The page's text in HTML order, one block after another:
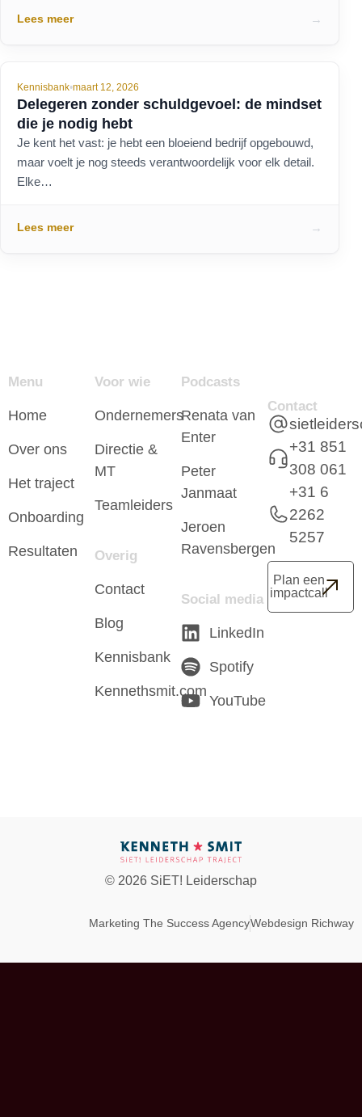
Lees meer →
Kennisbank•maart 12, 2026
Delegeren zonder schuldgevoel: de mindset
die je nodig hebt
Je kent het vast: je hebt een bloeiend bedrijf opgebouwd,
maar voelt je nog steeds verantwoordelijk voor elk detail.
Elke…
Lees meer →
Menu
Home
Over ons
Het traject
Onboarding
Resultaten
Voor wie
Ondernemers
Directie &
MT
Teamleiders
Overig
Contact
Blog
Kennisbank
Kennethsmit.com
Podcasts
Renata van
Enter
Peter
Janmaat
Jeroen
Ravensbergen
Social media
LinkedIn
Spotify
YouTube
Contact
+31 851
308 061
+31 6
2262
5257
Plan een
impactcall
© 2026 SiET! Leiderschap
Marketing The Success AgencyWebdesign Richway